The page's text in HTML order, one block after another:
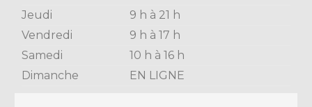
Jeudi
9 h à 21 h
Vendredi
9 h à 17 h
Samedi
10 h à 16 h
Dimanche
EN LIGNE